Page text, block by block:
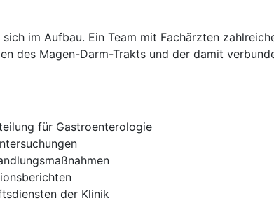
im Aufbau. Ein Team mit Fachärzten
des Magen-Darm-Trakts und der damit
für Gastroenterologie
der Klinik